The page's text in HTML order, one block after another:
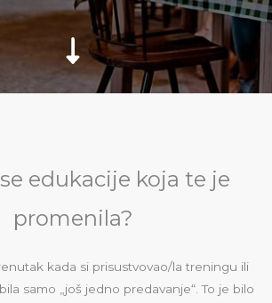
edukacije koja te je
promenila?
kada si prisustvovao/la treningu ili
samo „još jedno predavanje“. To je bilo